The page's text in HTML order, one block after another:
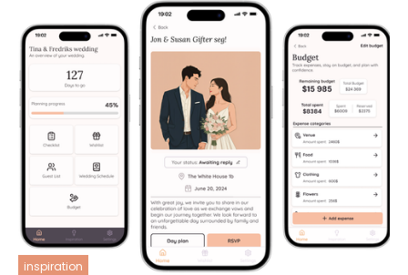
inspiration